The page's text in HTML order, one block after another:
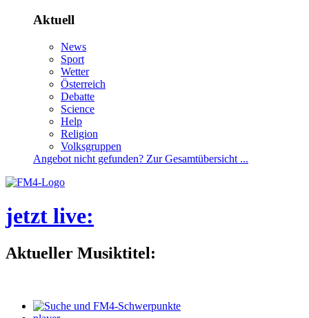
Aktuell
News
Sport
Wetter
Österreich
Debatte
Science
Help
Religion
Volksgruppen
Angebotnichtgefunden?ZurGesamtübersicht...
jetztlive:
AktuellerMusiktitel: